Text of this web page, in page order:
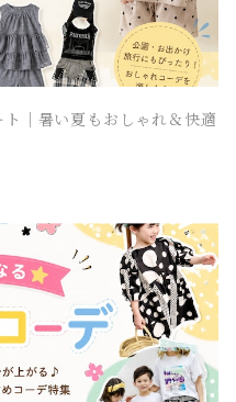
｜暑い夏もおしゃれ＆快適